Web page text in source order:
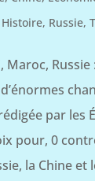
Histoire, Russie,
Maroc, Russie
par les
pour, 0
la Chine et